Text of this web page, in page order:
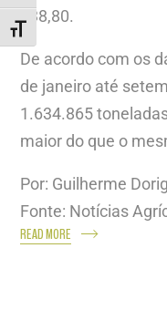
ALTERNAR TAMANHO DA
238,80.
De acordo com os
de janeiro até
1.634.865
maior do que o
Por: Guilherme
Fonte: Notícias
READ MORE